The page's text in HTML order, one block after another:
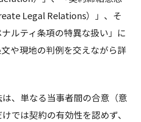
Legal Relations）」、そ
ルティ条項の特異な扱い」に
や現地の判例を交えながら詳
、単なる当事者間の合意（意
では契約の有効性を認めず、